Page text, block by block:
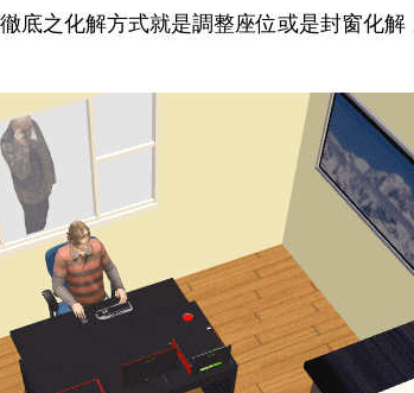
底之化解方式就是調整座位或是封窗化解